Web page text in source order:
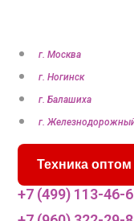
г. Москва
г. Ногинск
г. Балашиха
г.
Техника оптом
+7 (499) 113-46-